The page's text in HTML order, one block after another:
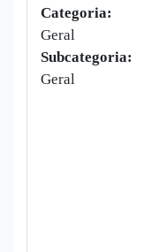
Categoria:
Geral
Subcategoria:
Geral